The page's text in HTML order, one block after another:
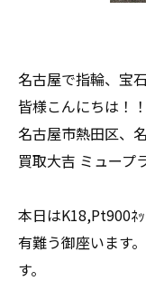
名古屋で指輪、宝
皆様こんにちは！
名古屋市熱田区、
買取大吉 ミュープ
本日はK18,Pt900ﾈ
有難う御座います
す。